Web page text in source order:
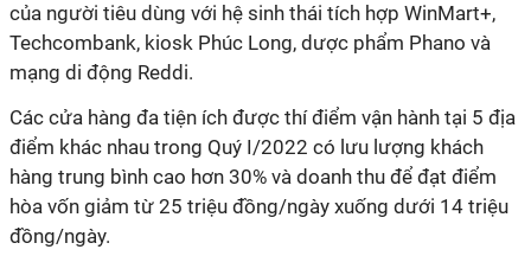
của người tiêu dùng với hệ sinh thái tích hợp WinMart+,
Techcombank, kiosk Phúc Long, dược phẩm Phano và
mạng di động Reddi.
Các cửa hàng đa tiện ích được thí điểm vận hành tại 5 địa
điểm khác nhau trong Quý I/2022 có lưu lượng khách
hàng trung bình cao hơn 30% và doanh thu để đạt điểm
hòa vốn giảm từ 25 triệu đồng/ngày xuống dưới 14 triệu
đồng/ngày.